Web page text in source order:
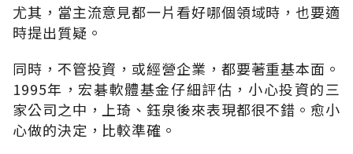
尤其，當主流意見都一片看好哪個領域時，也要適
時提出質疑。
同時，不管投資，或經營企業，都要著重基本面。
1995年，宏碁軟體基金仔細評估，小心投資的三
家公司之中，上琦、鈺泉後來表現都很不錯。愈小
心做的決定，比較準確。